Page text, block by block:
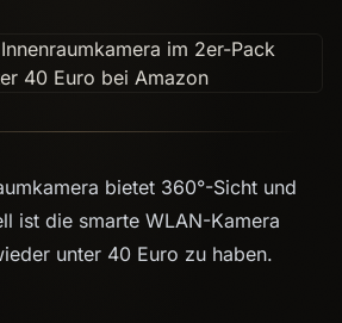
bietet 360°-Sicht und
ist die smarte WLAN-Kamera
unter 40 Euro zu haben.